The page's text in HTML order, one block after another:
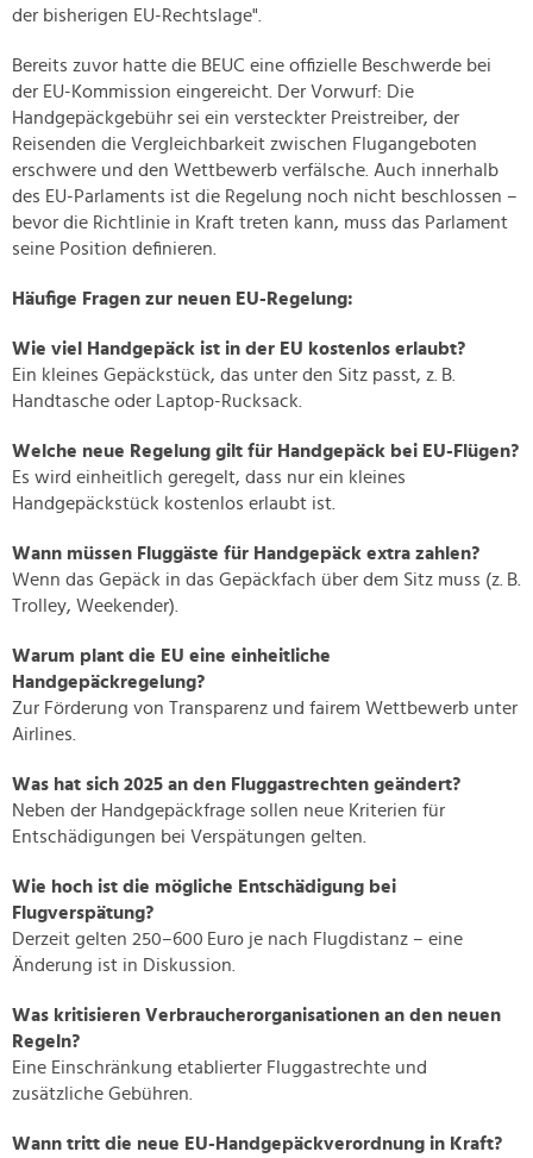
der bisherigen EU-Rechtslage".
Bereits zuvor hatte die BEUC eine offizielle Beschwerde bei
der EU-Kommission eingereicht. Der Vorwurf: Die
Handgepäckgebühr sei ein versteckter Preistreiber, der
Reisenden die Vergleichbarkeit zwischen Flugangeboten
erschwere und den Wettbewerb verfälsche. Auch innerhalb
des EU-Parlaments ist die Regelung noch nicht beschlossen –
bevor die Richtlinie in Kraft treten kann, muss das Parlament
seine Position definieren.
Häufige Fragen zur neuen EU-Regelung:
Wie viel Handgepäck ist in der EU kostenlos erlaubt?
Ein kleines Gepäckstück, das unter den Sitz passt, z. B.
Handtasche oder Laptop-Rucksack.
Welche neue Regelung gilt für Handgepäck bei EU-Flügen?
Es wird einheitlich geregelt, dass nur ein kleines
Handgepäckstück kostenlos erlaubt ist.
Wann müssen Fluggäste für Handgepäck extra zahlen?
Wenn das Gepäck in das Gepäckfach über dem Sitz muss (z. B.
Trolley, Weekender).
Warum plant die EU eine einheitliche
Handgepäckregelung?
Zur Förderung von Transparenz und fairem Wettbewerb unter
Airlines.
Was hat sich 2025 an den Fluggastrechten geändert?
Neben der Handgepäckfrage sollen neue Kriterien für
Entschädigungen bei Verspätungen gelten.
Wie hoch ist die mögliche Entschädigung bei
Flugverspätung?
Derzeit gelten 250–600 Euro je nach Flugdistanz – eine
Änderung ist in Diskussion.
Was kritisieren Verbraucherorganisationen an den neuen
Regeln?
Eine Einschränkung etablierter Fluggastrechte und
zusätzliche Gebühren.
Wann tritt die neue EU-Handgepäckverordnung in Kraft?